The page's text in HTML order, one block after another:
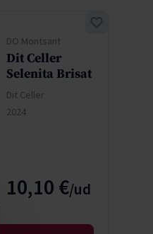
DO Montsant
Dit Celler
Selenita Brisat
Dit Celler
2024
10,10 €